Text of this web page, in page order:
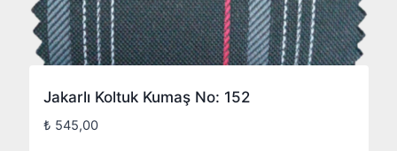
Jakarlı Koltuk Kumaş No: 152
₺ 545,00